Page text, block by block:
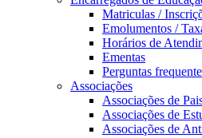
Matriculas /
Emolumentos /
Horários de
Ementas
Perguntas
Associações
Associações de
Associações de
Associações de